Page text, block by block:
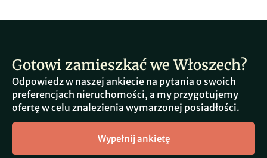
Gotowi zamieszkać we Włoszech?
Odpowiedz w naszej ankiecie na pytania o swoich
preferencjach nieruchomości, a my przygotujemy
ofertę w celu znalezienia wymarzonej posiadłości.
Wypełnij ankietę